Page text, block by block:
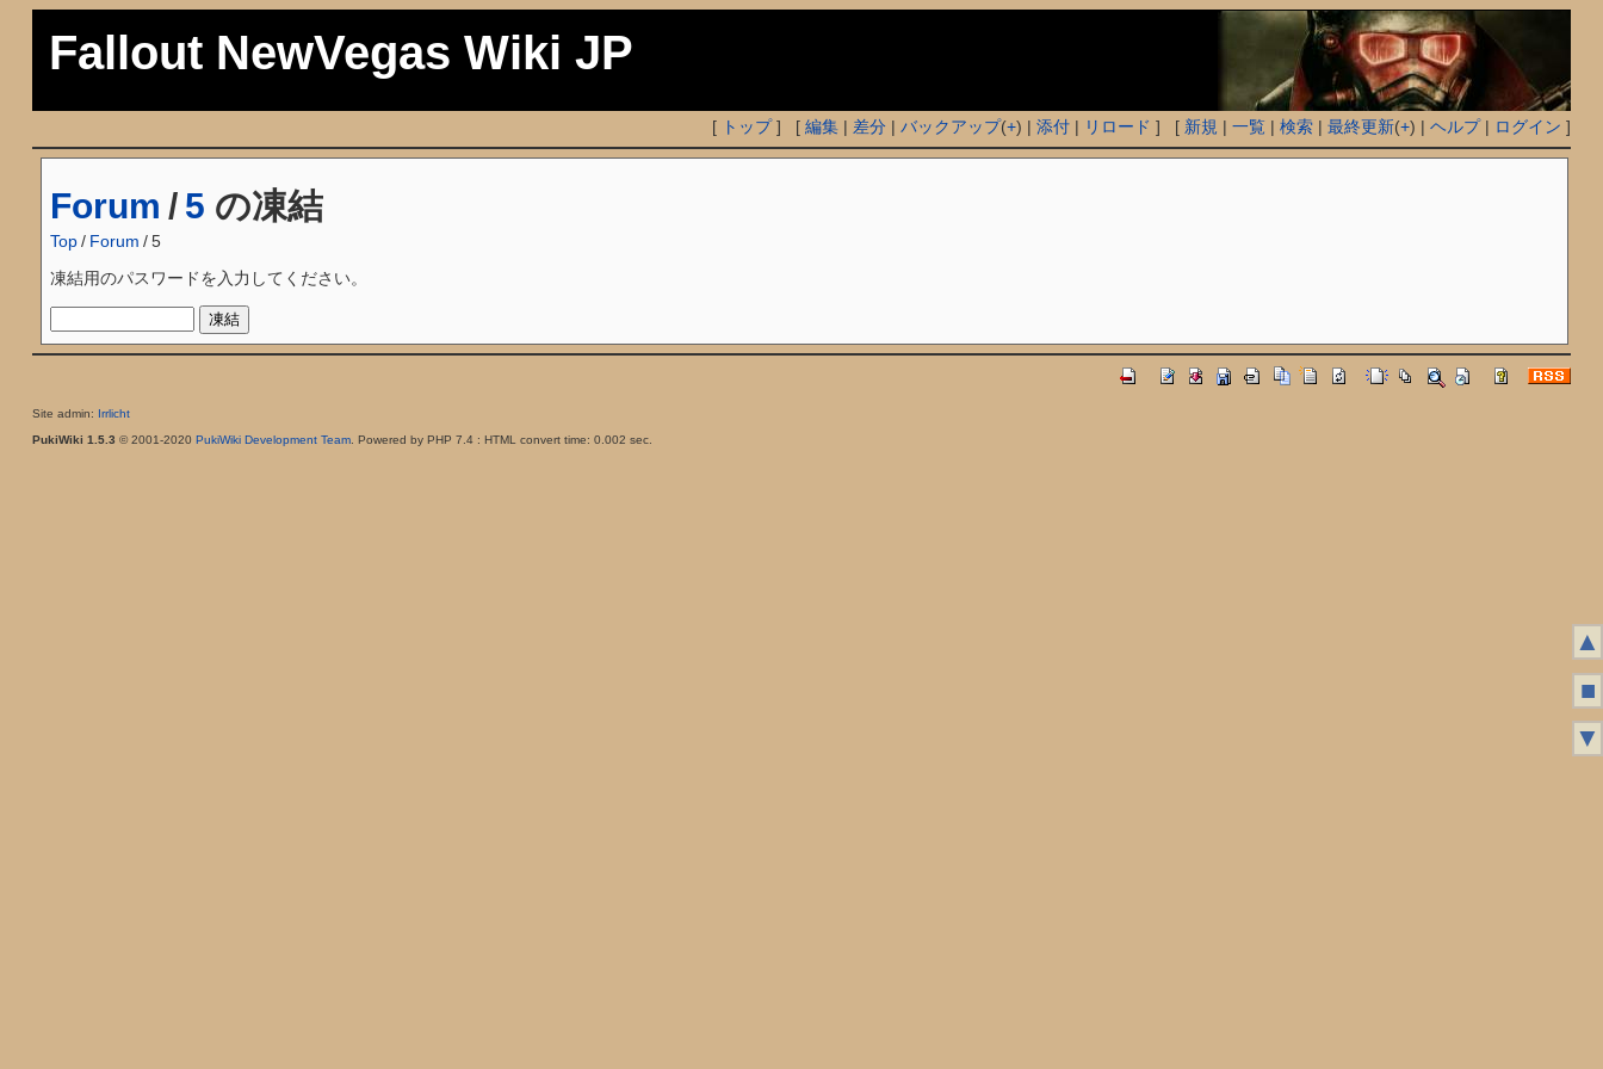
Fallout NewVegas Wiki JP
[ トップ] [編集 | 差分 |バックアップ(+) |添付 | リロード ] [ 新規 |一覧 |検索 |最終更新(+) |ヘルプ| ログイン ]
Forum / 5 の凍結
Top/ Forum /5
凍結用のパスワードを入力してください。
Site admin: Irrlicht
PukiWiki 1.5.3 © 2001-2020 PukiWiki Development Team. Powered by PHP 7.4 : HTML convert time: 0.002 sec.
▲
■
▼